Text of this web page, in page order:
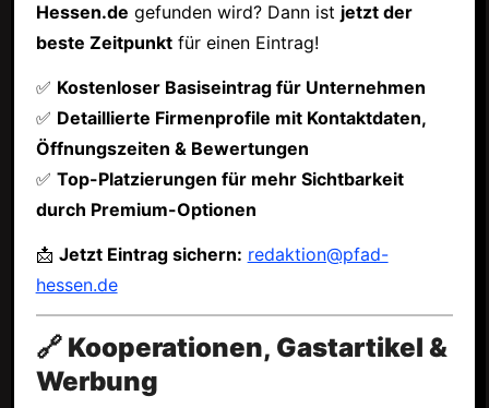
Hessen.de gefunden wird? Dann ist jetzt der
beste Zeitpunktfür einen Eintrag!
✅ Kostenloser Basiseintrag für Unternehmen
✅ Detaillierte Firmenprofile mit Kontaktdaten,
Öffnungszeiten & Bewertungen
✅ Top-Platzierungen für mehr Sichtbarkeit
durch Premium-Optionen
📩 Jetzt Eintrag sichern: redaktion@pfad-
hessen.de
🔗 Kooperationen, Gastartikel &
Werbung